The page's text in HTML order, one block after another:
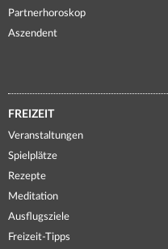
Partnerhoroskop
Aszendent
FREIZEIT
Veranstaltungen
Spielplätze
Rezepte
Meditation
Ausflugsziele
Freizeit-Tipps